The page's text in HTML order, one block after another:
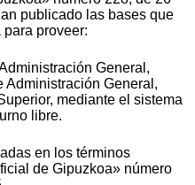
publicado las bases que
proveer:
General,
Administración General,
mediante el sistema
libre.
en los términos
de Gipuzkoa» número